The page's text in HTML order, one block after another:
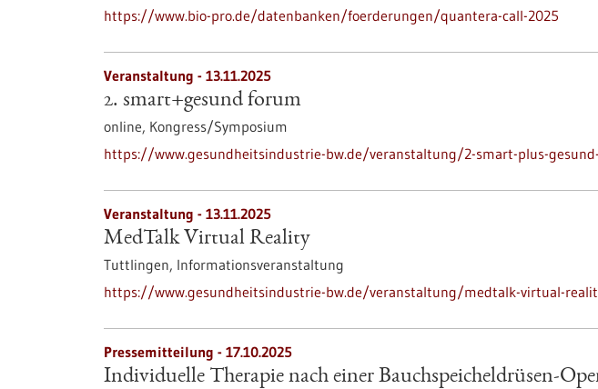
https://www.bio-pro.de/datenbanken/foerderungen/quantera-call-2025
Veranstaltung - 13.11.2025
2. smart+gesund forum
online, Kongress/Symposium
https://www.gesundheitsindustrie-bw.de/veranstaltung/2-smart-plus-
Veranstaltung - 13.11.2025
MedTalk Virtual Reality
Tuttlingen, Informationsveranstaltung
https://www.gesundheitsindustrie-bw.de/veranstaltung/medtalk-virtual-
Pressemitteilung - 17.10.2025
Individuelle Therapie nach einer Bauchspeicheldrüsen-​